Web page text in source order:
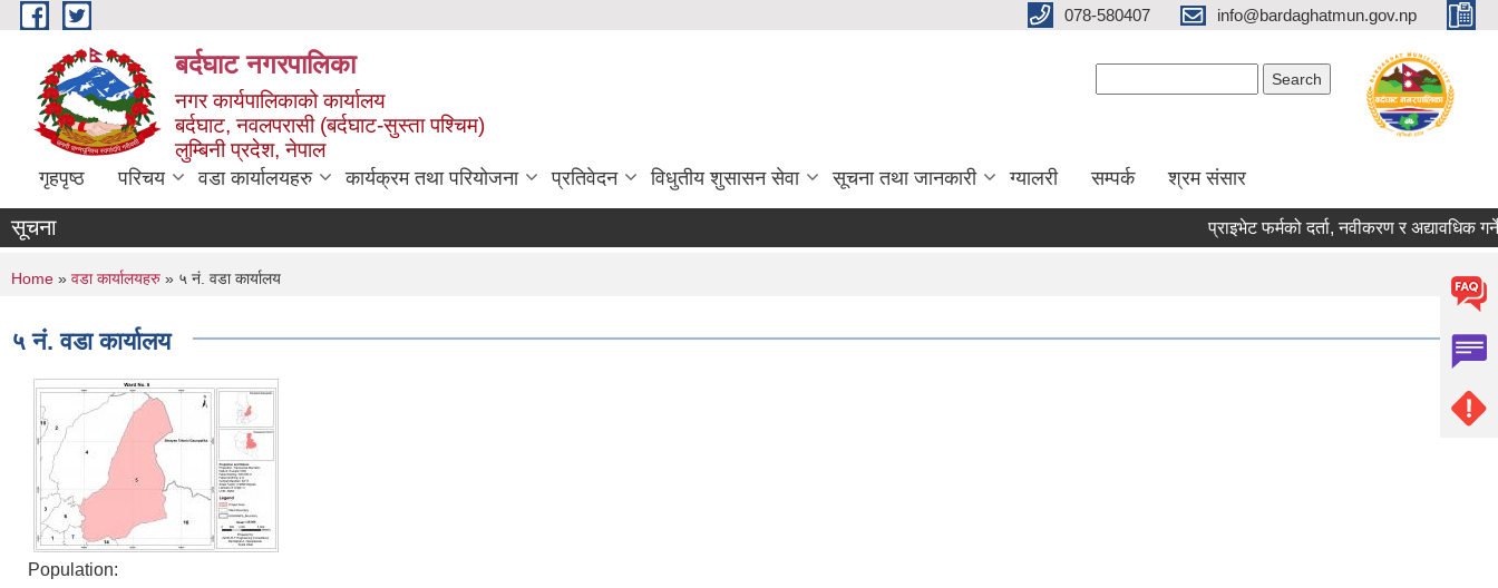
Skip to main content 078-580407 info@bardaghatmun.gov.np
बर्दघाट नगरपालिका
नगर कार्यपालिकाको कार्यालय
बर्दघाट, नवलपरासी (बर्दघाट-सुस्ता पश्चिम)
लुम्बिनी प्रदेश, नेपाल
गृहपृष्ठ परिचय वडा कार्यालयहरु कार्यक्रम तथा परियोजना प्रतिवेदन विधुतीय शुसासन सेवा सूचना तथा जानकारी ग्यालरी सम्पर्क श्रम संसार
सूचना प्राइभेट फर्मको दर्ता, नवीकरण र अद्यावधिक
You are here
Home » वडा कार्यालयहरु » ५ नं. वडा कार्यालय
५ नं. वडा कार्यालय
Population: